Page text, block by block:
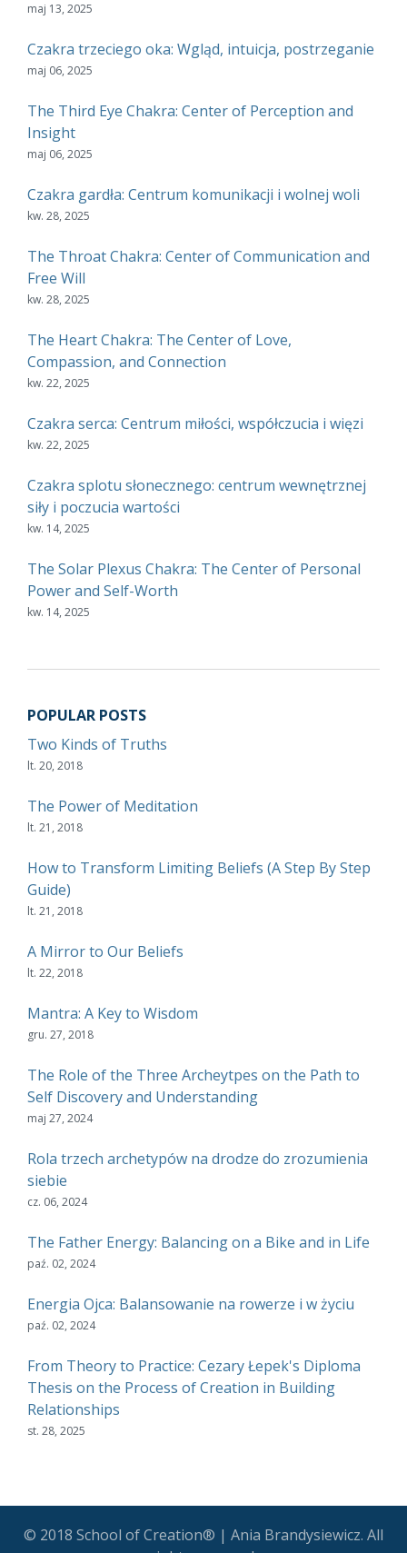
maj 13, 2025
Czakra trzeciego oka: Wgląd, intuicja, postrzeganie
maj 06, 2025
The Third Eye Chakra: Center of Perception and
Insight
maj 06, 2025
Czakra gardła: Centrum komunikacji i wolnej woli
kw. 28, 2025
The Throat Chakra: Center of Communication and
Free Will
kw. 28, 2025
The Heart Chakra: The Center of Love,
Compassion, and Connection
kw. 22, 2025
Czakra serca: Centrum miłości, współczucia i więzi
kw. 22, 2025
Czakra splotu słonecznego: centrum wewnętrznej
siły i poczucia wartości
kw. 14, 2025
The Solar Plexus Chakra: The Center of Personal
Power and Self-Worth
kw. 14, 2025
POPULAR POSTS
Two Kinds of Truths
lt. 20, 2018
The Power of Meditation
lt. 21, 2018
How to Transform Limiting Beliefs (A Step By Step
Guide)
lt. 21, 2018
A Mirror to Our Beliefs
lt. 22, 2018
Mantra: A Key to Wisdom
gru. 27, 2018
The Role of the Three Archeytpes on the Path to
Self Discovery and Understanding
maj 27, 2024
Rola trzech archetypów na drodze do zrozumienia
siebie
cz. 06, 2024
The Father Energy: Balancing on a Bike and in Life
paź. 02, 2024
Energia Ojca: Balansowanie na rowerze i w życiu
paź. 02, 2024
From Theory to Practice: Cezary Łepek's Diploma
Thesis on the Process of Creation in Building
Relationships
st. 28, 2025
© 2018 School of Creation® | Ania Brandysiewicz. All